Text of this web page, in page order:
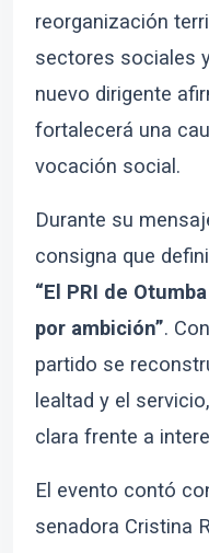
reorganización
sectores sociales
nuevo dirigente
fortalecerá una
vocación social.
Durante su
consigna que
“El PRI de
por ambición”.
partido se
lealtad y el
clara frente a
El evento contó
senadora Cristina